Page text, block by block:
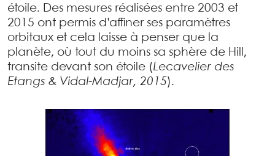
étoile. Des mesures réalisées entre 2003 et
2015 ont permis d’affiner ses paramètres
orbitaux et cela laisse à penser que la
planète, où tout du moins sa sphère de Hill,
transite devant son étoile (Lecavelier des
Etangs & Vidal-Madjar, 2015).